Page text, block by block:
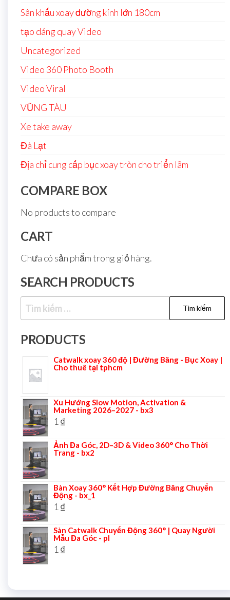
Sân khấu xoay đường kính lớn 180cm
tạo dáng quay Video
Uncategorized
Video 360 Photo Booth
Video Viral
VŨNG TÀU
Xe take away
Đà Lạt
Địa chỉ cung cấp bục xoay tròn cho triển lãm
COMPARE BOX
No products to compare
CART
Chưa có sản phẩm trong giỏ hàng.
SEARCH PRODUCTS
PRODUCTS
Catwalk xoay 360 độ | Đường Băng - Bục Xoay |
Cho thuê tại tphcm
Xu Hướng Slow Motion, Activation &
Marketing 2026–2027 - bx3
1 ₫
Ảnh Đa Góc, 2D–3D & Video 360° Cho Thời
Trang - bx2
Bàn Xoay 360° Kết Hợp Đường Băng Chuyển
Động - bx_1
1 ₫
Sàn Catwalk Chuyển Động 360° | Quay Người
Mẫu Đa Góc - pl
1 ₫